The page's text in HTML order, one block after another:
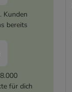
Kunden
bereits
für dich